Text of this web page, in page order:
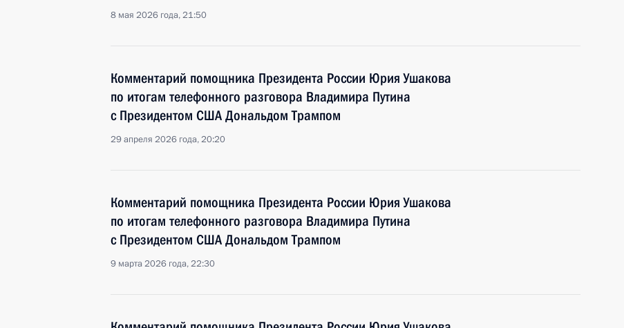
8 мая 2026 года, 21:50
Комментарий помощника Президента России Юрия Ушакова
по итогам телефонного разговора Владимира Путина
с Президентом США Дональдом Трампом
29 апреля 2026 года, 20:20
Комментарий помощника Президента России Юрия Ушакова
по итогам телефонного разговора Владимира Путина
с Президентом США Дональдом Трампом
9 марта 2026 года, 22:30